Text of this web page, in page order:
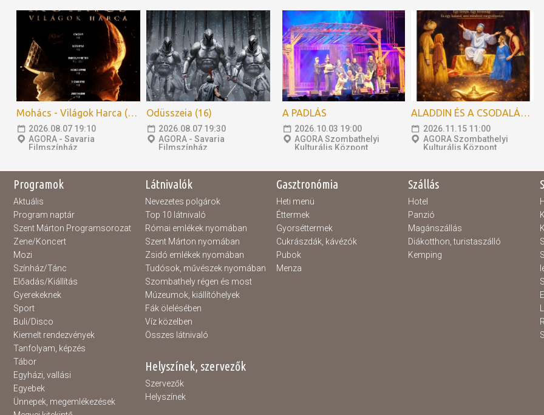
Mohács - Világok Harca (12)
2026.08.07 19:10
AGORA - Savaria
Filmszínház
Odüsszeia (16)
2026.08.07 19:30
AGORA - Savaria
Filmszínház
A PADLÁS
2026.10.03 19:00
AGORA Szombathelyi
Kulturális Központ
ALADDIN ÉS A CSODALÁMPA
2026.11.15 11:00
AGORA Szombathelyi
Kulturális Központ
Programok
Aktuális
Program naptár
Szent Márton Programsorozat
Zene/Koncert
Mozi
Színház/Tánc
Előadás/Kiállítás
Gyerekeknek
Sport
Buli/Disco
Kiemelt rendezvények
Tanfolyam, képzés
Tábor
Egyházi, vallási
Egyebek
Ünnepek, megemlékezések
Látnivalók
Nevezetes polgárok
Top 10 látnivaló
Római emlékek nyomában
Szent Márton nyomában
Zsidó emlékek nyomában
Tudósok, művészek nyomában
Szombathely régen és most
Múzeumok, kiállítóhelyek
Fák ölelésében
Víz közelben
Összes látnivaló
Gasztronómia
Heti menü
Éttermek
Gyorséttermek
Cukrászdák, kávézók
Pubok
Menza
Szállás
Hotel
Panzió
Magánszállás
Diákotthon, turistaszálló
Kemping
Helyszínek, szervezők
Szervezők
Helyszínek